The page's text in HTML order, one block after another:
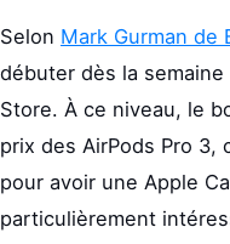
Selon Mark Gurman de
débuter dès la
Store. À ce niveau, le
prix des AirPods Pro 3,
pour avoir une Apple
particulièrement